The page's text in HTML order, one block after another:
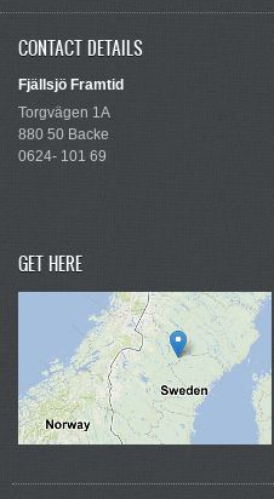
CONTACT DETAILS
Fjällsjö Framtid
Torgvägen 1A
880 50 Backe
0624- 101 69
GET HERE